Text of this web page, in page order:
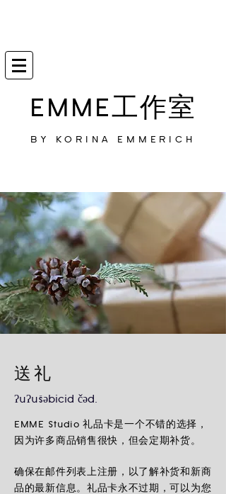
EMME工作室
BY KORINA EMMERICH
送礼
ʔuʔušəbicid čəd.
EMME Studio 礼品卡是一个不错的选择，
因为许多商品销售很快，但会定期补货。
确保在邮件列表上注册，以了解补货和新商
品的最新信息。礼品卡永不过期，可以为您